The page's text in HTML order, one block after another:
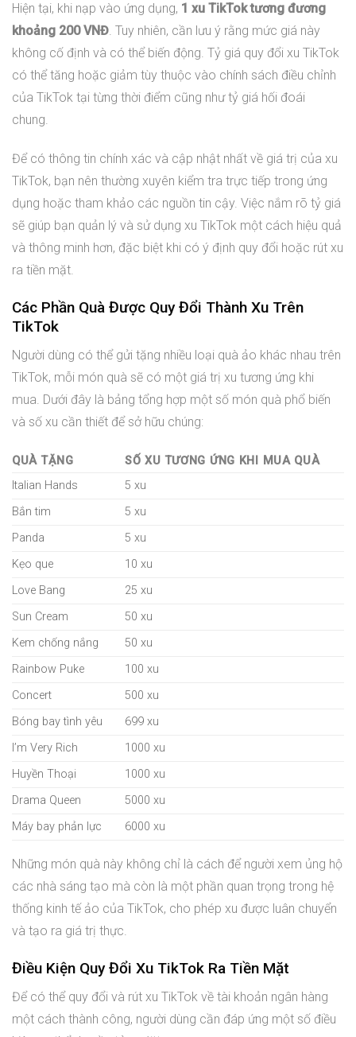
Hiện tại, khi nạp vào ứng dụng, 1 xu TikTok tương đương
khoảng 200 VNĐ. Tuy nhiên, cần lưu ý rằng mức giá này
không cố định và có thể biến động. Tỷ giá quy đổi xu TikTok
có thể tăng hoặc giảm tùy thuộc vào chính sách điều chỉnh
của TikTok tại từng thời điểm cũng như tỷ giá hối đoái
chung.
Để có thông tin chính xác và cập nhật nhất về giá trị của xu
TikTok, bạn nên thường xuyên kiểm tra trực tiếp trong ứng
dụng hoặc tham khảo các nguồn tin cậy. Việc nắm rõ tỷ giá
sẽ giúp bạn quản lý và sử dụng xu TikTok một cách hiệu quả
và thông minh hơn, đặc biệt khi có ý định quy đổi hoặc rút xu
ra tiền mặt.
Các Phần Quà Được Quy Đổi Thành Xu Trên
TikTok
Người dùng có thể gửi tặng nhiều loại quà ảo khác nhau trên
TikTok, mỗi món quà sẽ có một giá trị xu tương ứng khi
mua. Dưới đây là bảng tổng hợp một số món quà phổ biến
và số xu cần thiết để sở hữu chúng:
QUÀ TẶNG
SỐ XU TƯƠNG ỨNG KHI MUA QUÀ
Italian Hands
5 xu
Bắn tim
5 xu
Panda
5 xu
Kẹo que
10 xu
Love Bang
25 xu
Sun Cream
50 xu
Kem chống nắng
50 xu
Rainbow Puke
100 xu
Concert
500 xu
Bóng bay tình yêu
699 xu
I’m Very Rich
1000 xu
Huyền Thoại
1000 xu
Drama Queen
5000 xu
Máy bay phản lực
6000 xu
Những món quà này không chỉ là cách để người xem ủng hộ
các nhà sáng tạo mà còn là một phần quan trọng trong hệ
thống kinh tế ảo của TikTok, cho phép xu được luân chuyển
và tạo ra giá trị thực.
Điều Kiện Quy Đổi Xu TikTok Ra Tiền Mặt
Để có thể quy đổi và rút xu TikTok về tài khoản ngân hàng
một cách thành công, người dùng cần đáp ứng một số điều